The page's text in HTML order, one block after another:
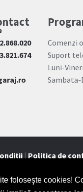
foloseşte cookies!
Comenzi
Suport
Luni-
Sambata-
| Politica de
sa oferim serviciile